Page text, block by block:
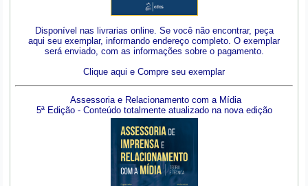
Disponível nas livrarias online. Se você não encontrar, peça
aqui seu exemplar, informando endereço completo. O exemplar
será enviado, com as informações sobre o pagamento.
Clique aqui e Compre seu exemplar
Assessoria e Relacionamento com a Mídia
5ª Edição - Conteúdo totalmente atualizado na nova edição